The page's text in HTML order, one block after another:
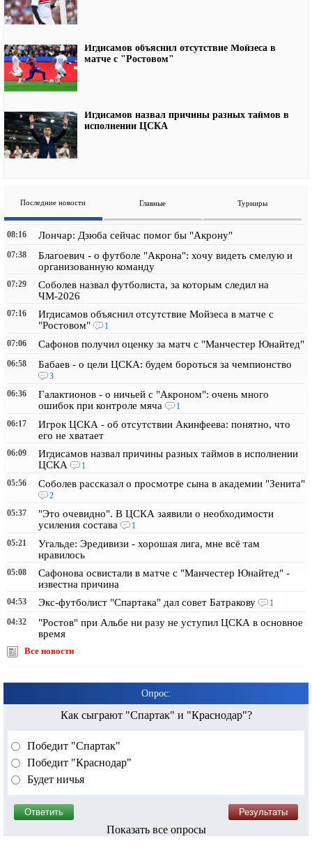
Игдисамов объяснил отсутствие Мойзеса в
матче с "Ростовом"
Игдисамов назвал причины разных таймов в
исполнении ЦСКА
Последние новости Главные Турниры
08:16 Лончар: Дзюба сейчас помог бы "Акрону"
07:38
Благоевич - о футболе "Акрона": хочу видеть смелую и
организованную команду
07:29
Соболев назвал футболиста, за которым следил на
ЧМ-2026
07:16
Игдисамов объяснил отсутствие Мойзеса в матче с
"Ростовом"
1
07:06
Сафонов получил оценку за матч с "Манчестер Юнайтед"
06:58 Бабаев - о цели ЦСКА: будем бороться за чемпионство
3
06:36
Галактионов - о ничьей с "Акроном": очень много
ошибок при контроле мяча
1
06:17
Игрок ЦСКА - об отсутствии Акинфеева: понятно, что
его не хватает
06:09
Игдисамов назвал причины разных таймов в исполнении
ЦСКА
1
05:56
Соболев рассказал о просмотре сына в академии "Зенита"
2
05:37
"Это очевидно". В ЦСКА заявили о необходимости
усиления состава
1
05:21
Угальде: Эредивизи - хорошая лига, мне всё там
нравилось
05:08
Сафонова освистали в матче с "Манчестер Юнайтед" -
известна причина
04:53 Экс-футболист "Спартака" дал совет Батракову
1
04:32
"Ростов" при Альбе ни разу не уступил ЦСКА в основное
время
Все новости
Опрос:
Как сыграют "Спартак" и "Краснодар"?
Победит "Спартак"
Победит "Краснодар"
Будет ничья
Показать все опросы